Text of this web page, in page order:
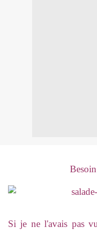
Si je ne l'avais pas